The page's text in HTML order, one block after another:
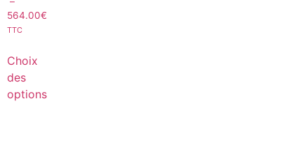
564.00€
TTC
Choix
des
options